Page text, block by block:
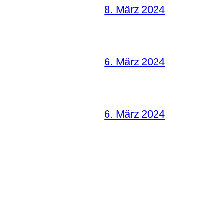
8. März 2024
6. März 2024
6. März 2024